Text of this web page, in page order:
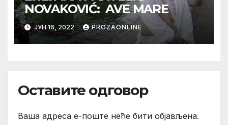
NOVAKOVIĆ: AVE MARE
ЈУН 16, 2022 PROZAONLINE
Оставите одговор
Ваша адреса е-поште неће бити објављена.